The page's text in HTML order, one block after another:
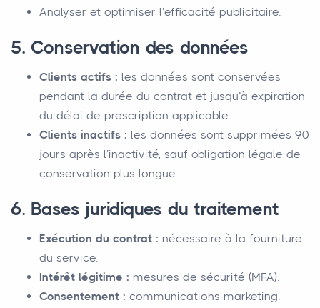
Analyser et optimiser l’efficacité publicitaire.
5. Conservation des données
Clients actifs : les données sont conservées
pendant la durée du contrat et jusqu’à expiration
du délai de prescription applicable.
Clients inactifs : les données sont supprimées 90
jours après l’inactivité, sauf obligation légale de
conservation plus longue.
6. Bases juridiques du traitement
Exécution du contrat : nécessaire à la fourniture
du service.
Intérêt légitime : mesures de sécurité (MFA).
Consentement : communications marketing.